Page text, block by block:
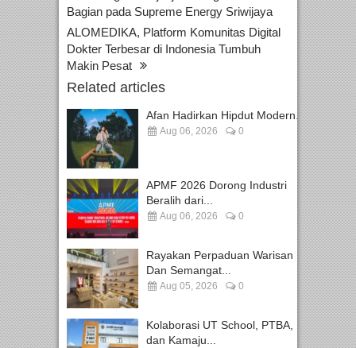
Bagian pada Supreme Energy Sriwijaya
ALOMEDIKA, Platform Komunitas Digital
Dokter Terbesar di Indonesia Tumbuh
Makin Pesat
Related articles
Afan Hadirkan Hipdut Modern...
Aug 06, 2026 0
APMF 2026 Dorong Industri
Beralih dari...
Aug 06, 2026 0
Rayakan Perpaduan Warisan
Dan Semangat...
Aug 05, 2026 0
Kolaborasi UT School, PTBA,
dan Kamaju...